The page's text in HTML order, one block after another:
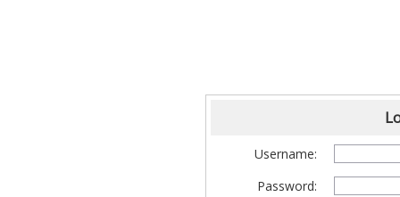
Username:
Password: